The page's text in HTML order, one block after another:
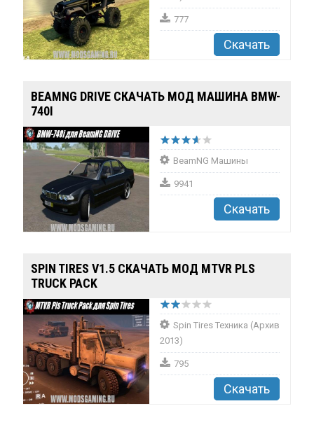
777
Скачать
BEAMNG DRIVE СКАЧАТЬ МОД МАШИНА BMW-
740I
BeamNG Машины
9941
Скачать
SPIN TIRES V1.5 СКАЧАТЬ МОД MTVR PLS
TRUCK PACK
Spin Tires Техника (Архив
2013)
795
Скачать